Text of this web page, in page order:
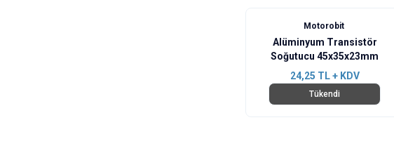
Motorobit
Alüminyum Transistör
Soğutucu 45x35x23mm
24,25 TL + KDV
Tükendi